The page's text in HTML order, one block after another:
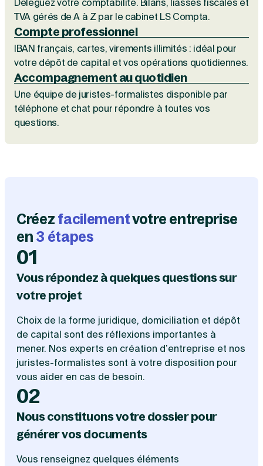
Toutes les modifications
Je suis autonome
Je souhaite être accompagné
Découvrez notre cabinet d'expertise
comptable LS Compta
Création d'EURL
Création de SASU
Création de SARL
Création de SAS
Création de SCI
Création d'association
Aides à la création d’entreprise
Ouverture compte pro
Fermeture d’une entreprise
Déléguez votre comptabilité. Bilans, liasses fiscales et
TVA gérés de A à Z par le cabinet LS Compta.
Compte professionnel
IBAN français, cartes, virements illimités : idéal pour
votre dépôt de capital et vos opérations quotidiennes.
Accompagnement au quotidien
Une équipe de juristes-formalistes disponible par
téléphone et chat pour répondre à toutes vos
questions.
Créez facilementvotre entreprise
en 3 étapes
01
Vous répondez à quelques questions sur
votre projet
Choix de la forme juridique, domiciliation et dépôt
de capital sont des réflexions importantes à
mener. Nos experts en création d’entreprise et nos
juristes-formalistes sont à votre disposition pour
vous aider en cas de besoin.
02
Nous constituons votre dossier pour
générer vos documents
Vous renseignez quelques éléments